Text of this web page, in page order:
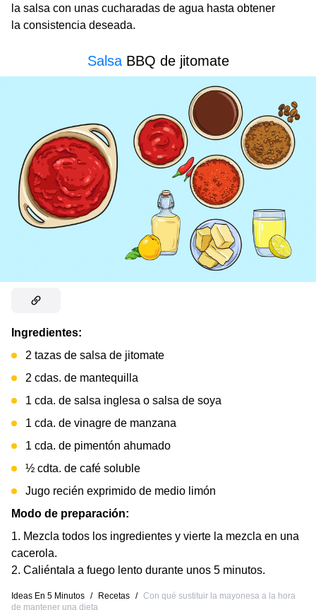
la salsa con unas cucharadas de agua hasta obtener
la consistencia deseada.
SalsaBBQ de jitomate
Ingredientes:
2 tazas de salsa de jitomate
2 cdas. de mantequilla
1 cda. de salsa inglesa o salsa de soya
1 cda. de vinagre de manzana
1 cda. de pimentón ahumado
½ cdta. de café soluble
Jugo recién exprimido de medio limón
Modo de preparación:
Mezcla todos los ingredientes y vierte la mezcla en una
cacerola.
Caliéntala a fuego lento durante unos 5 minutos.
Ideas En 5 Minutos / Recetas / Con qué sustituir la mayonesa a la hora
de mantener una dieta